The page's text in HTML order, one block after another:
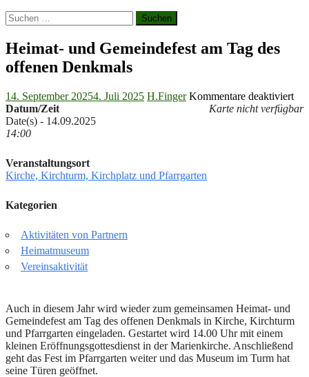
Suchen
nach:
Heimat- und Gemeindefest am Tag des
offenen Denkmals
Posted
on
14. September 20254. Juli 2025 Author
H.Finger Kommentare deaktiviertfür
Karte nicht verfügbar
Datum/Zeit
Date(s) - 14.09.2025
14:00
Veranstaltungsort
Kirche, Kirchturm, Kirchplatz und Pfarrgarten
Kategorien
Aktivitäten von Partnern
Heimatmuseum
Vereinsaktivität
Auch in diesem Jahr wird wieder zum gemeinsamen Heimat- und
Gemeindefest am Tag des offenen Denkmals in Kirche, Kirchturm
und Pfarrgarten eingeladen. Gestartet wird 14.00 Uhr mit einem
kleinen Eröffnungsgottesdienst in der Marienkirche. Anschließend
geht das Fest im Pfarrgarten weiter und das Museum im Turm hat
seine Türen geöffnet.